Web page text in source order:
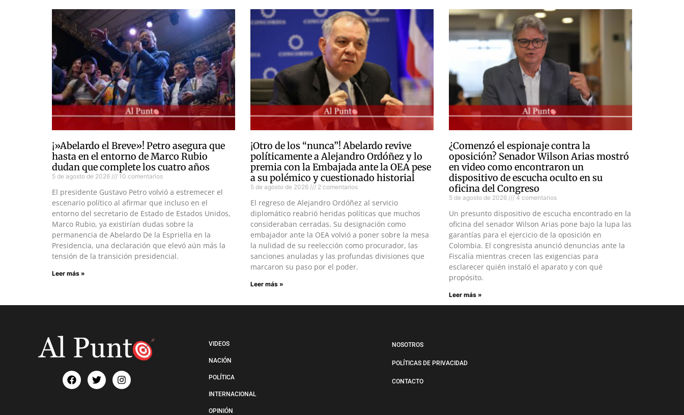
¡»Abelardo el Breve»! Petro asegura que
hasta en el entorno de Marco Rubio
dudan que complete los cuatro años
5 de agosto de 2026 10 comentarios
El presidente Gustavo Petro volvió a estremecer el
escenario político al afirmar que incluso en el
entorno del secretario de Estado de Estados Unidos,
Marco Rubio, ya existirían dudas sobre la
permanencia de Abelardo De la Espriella en la
Presidencia, una declaración que elevó aún más la
tensión de la transición presidencial.
Leer más »
¡Otro de los “nunca”! Abelardo revive
políticamente a Alejandro Ordóñez y lo
premia con la Embajada ante la OEA pese
a su polémico y cuestionado historial
5 de agosto de 2026 2 comentarios
El regreso de Alejandro Ordóñez al servicio
diplomático reabrió heridas políticas que muchos
consideraban cerradas. Su designación como
embajador ante la OEA volvió a poner sobre la mesa
la nulidad de su reelección como procurador, las
sanciones anuladas y las profundas divisiones que
marcaron su paso por el poder.
Leer más »
¿Comenzó el espionaje contra la
oposición? Senador Wilson Arias mostró
en video como encontraron un
dispositivo de escucha oculto en su
oficina del Congreso
5 de agosto de 2026 4 comentarios
Un presunto dispositivo de escucha encontrado en la
oficina del senador Wilson Arias pone bajo la lupa las
garantías para el ejercicio de la oposición en
Colombia. El congresista anunció denuncias ante la
Fiscalía mientras crecen las exigencias para
esclarecer quién instaló el aparato y con qué
propósito.
Leer más »
VIDEOS
NACIÓN
POLÍTICA
INTERNACIONAL
OPINIÓN
NOSOTROS
POLÍTICAS DE PRIVACIDAD
CONTACTO